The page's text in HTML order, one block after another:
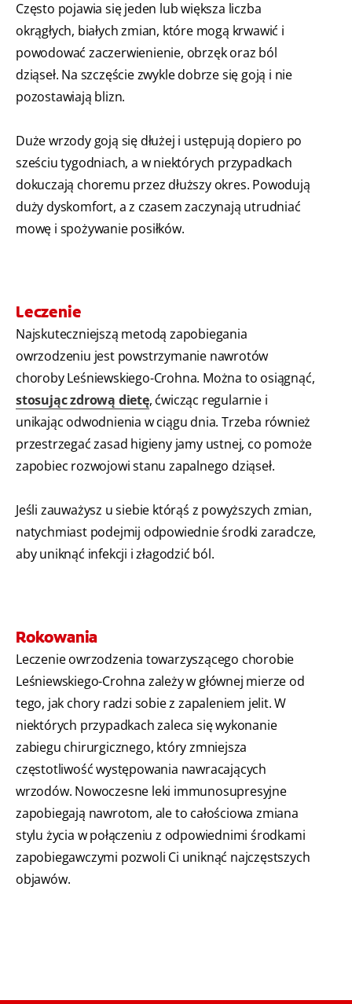
Często pojawia się jeden lub większa liczba
okrągłych, białych zmian, które mogą krwawić i
powodować zaczerwienienie, obrzęk oraz ból
dziąseł. Na szczęście zwykle dobrze się goją i nie
pozostawiają blizn.
Duże wrzody goją się dłużej i ustępują dopiero po
sześciu tygodniach, a w niektórych przypadkach
dokuczają choremu przez dłuższy okres. Powodują
duży dyskomfort, a z czasem zaczynają utrudniać
mowę i spożywanie posiłków.
Leczenie
Najskuteczniejszą metodą zapobiegania
owrzodzeniu jest powstrzymanie nawrotów
choroby Leśniewskiego-Crohna. Można to osiągnąć,
stosując zdrową dietę, ćwicząc regularnie i
unikając odwodnienia w ciągu dnia. Trzeba również
przestrzegać zasad higieny jamy ustnej, co pomoże
zapobiec rozwojowi stanu zapalnego dziąseł.
Jeśli zauważysz u siebie którąś z powyższych zmian,
natychmiast podejmij odpowiednie środki zaradcze,
aby uniknąć infekcji i złagodzić ból.
Rokowania
Leczenie owrzodzenia towarzyszącego chorobie
Leśniewskiego-Crohna zależy w głównej mierze od
tego, jak chory radzi sobie z zapaleniem jelit. W
niektórych przypadkach zaleca się wykonanie
zabiegu chirurgicznego, który zmniejsza
częstotliwość występowania nawracających
wrzodów. Nowoczesne leki immunosupresyjne
zapobiegają nawrotom, ale to całościowa zmiana
stylu życia w połączeniu z odpowiednimi środkami
zapobiegawczymi pozwoli Ci uniknąć najczęstszych
objawów.